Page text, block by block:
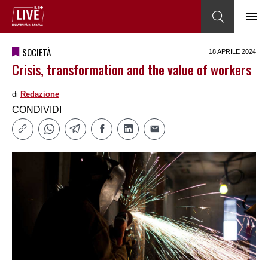
SOCIETÀ 18 APRILE 2024
Crisis, transformation and the value of workers
di Redazione
CONDIVIDI